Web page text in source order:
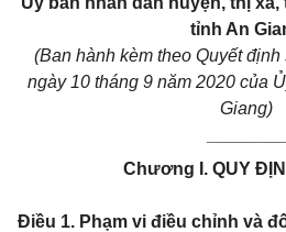
tỉnh An
(Ban hành kèm theo Quyết
ngày 10 tháng 9 năm 2020 của
Giang)
Chương I. QUY
Điều 1. Phạm vi điều chỉnh và